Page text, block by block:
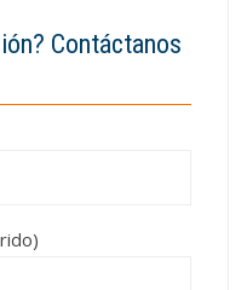
Contáctanos